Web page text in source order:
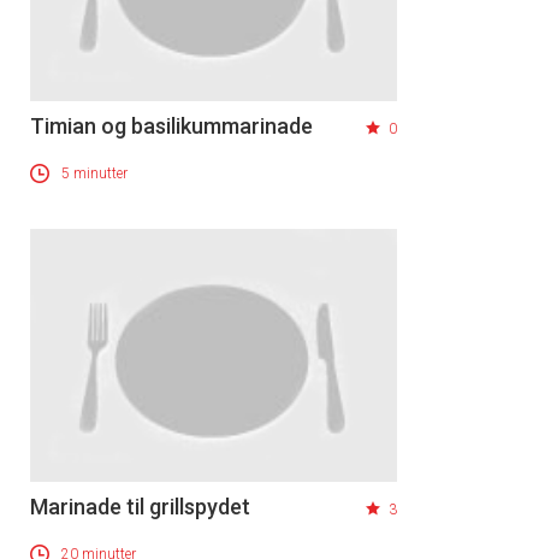
Timian og basilikummarinade 0
5 minutter
Marinade til grillspydet 3
20 minutter